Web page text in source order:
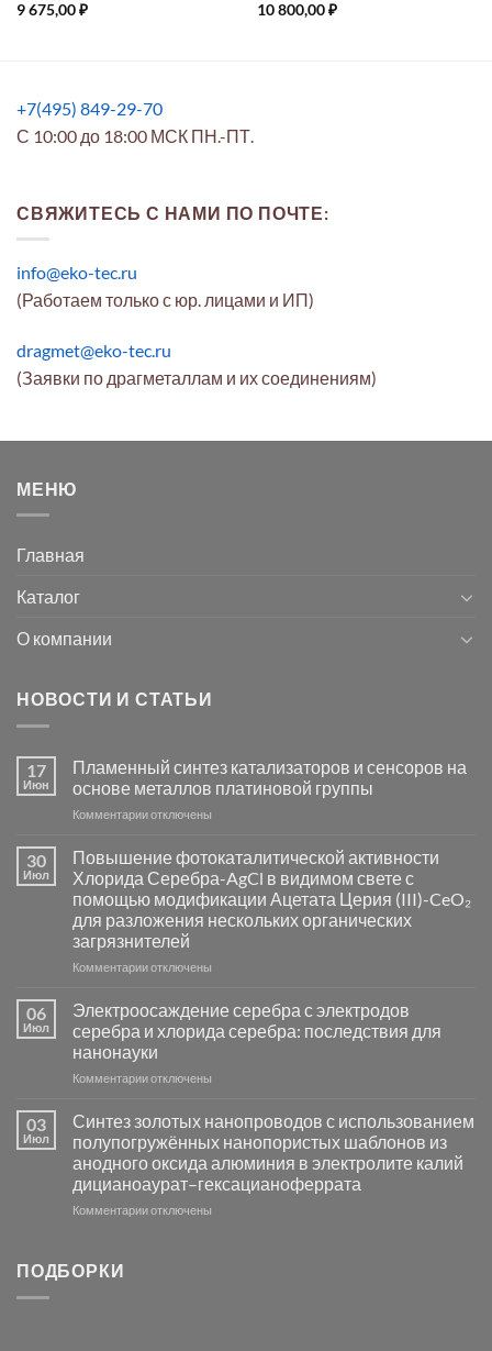
9 675,00₽
10 800,00₽
+7(495) 849-29-70
С 10:00 до 18:00 МСК ПН.-ПТ.
СВЯЖИТЕСЬ С НАМИ ПО ПОЧТЕ:
info@eko-tec.ru
(Работаем только с юр. лицами и ИП)
dragmet@eko-tec.ru
(Заявки по драгметаллам и их соединениям)
МЕНЮ
Главная
Каталог
О компании
НОВОСТИ И СТАТЬИ
17
Июн
Пламенный синтез катализаторов и сенсоров на
основе металлов платиновой группы
Комментариик
Пламенный
синтез
катализаторов
и
сенсоров
на
основе
группы
отключены
30
Июл
Повышение фотокаталитической активности
Хлорида Серебра-AgCl в видимом свете с
помощью модификации Ацетата Церия (III)-CeO₂
для разложения нескольких органических
загрязнителей
Комментариик
фотокаталитической
активности
Хлорида
Серебра-
в
видимом
свете
с
помощью
модификации
отключены
06
Июл
Электроосаждение серебра с электродов
серебра и хлорида серебра: последствия для
нанонауки
Комментариик
серебра
с
электродов
серебра
и
отключены
03
Июл
Синтез золотых нанопроводов с использованием
полупогружённых нанопористых шаблонов из
анодного оксида алюминия в электролите калий
дицианоаурат–гексацианоферрата
Комментариикотключены
ПОДБОРКИ